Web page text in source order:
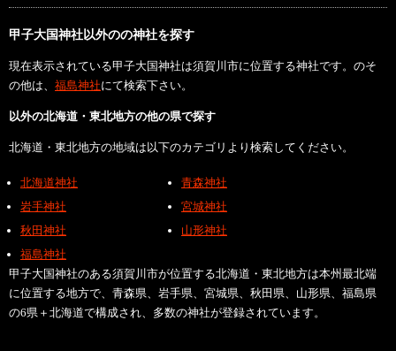
甲子大国神社以外のの神社を探す
現在表示されている甲子大国神社は須賀川市に位置する神社です。のそ
の他は、 福島神社にて検索下さい。
以外の北海道・東北地方の他の県で探す
北海道・東北地方の地域は以下のカテゴリより検索してください。
北海道神社
青森神社
岩手神社
宮城神社
秋田神社
山形神社
福島神社
甲子大国神社のある須賀川市が位置する北海道・東北地方は本州最北端
に位置する地方で、青森県、岩手県、宮城県、秋田県、山形県、福島県
の6県＋北海道で構成され、多数の神社が登録されています。